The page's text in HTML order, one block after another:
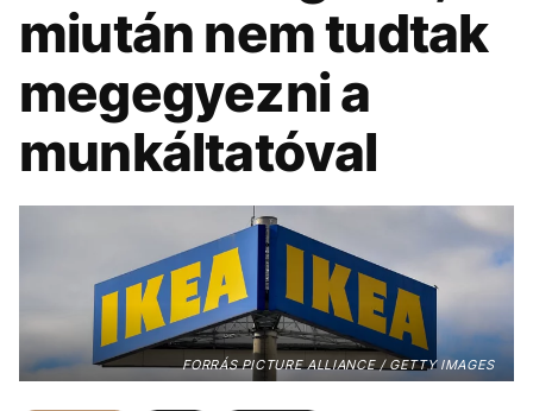
KÖZÉLET UTAZÁS
ÉLETMÓD DESIGN
BESZÉLGETÉSEK ARCOK
VIDEÓ TÖRTÉNETEK
GASZTRO
miután nem tudtak
megegyezni a
munkáltatóval
FORRÁS PICTURE ALLIANCE / GETTY IMAGES